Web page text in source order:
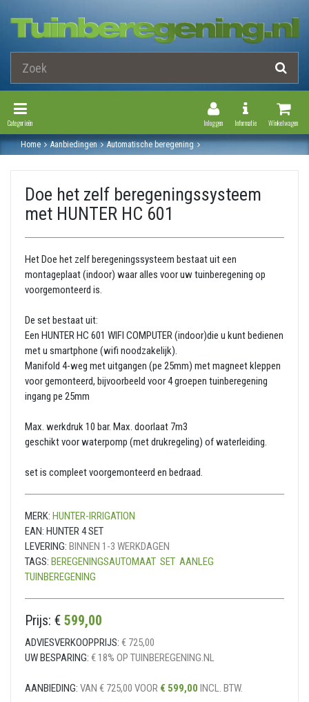
Winkelwagen
Toggle
Informatie
Inloggen
Toggle Navigation
Categorieën
Home Aanbiedingen
Automatische beregening
Doe het zelf beregeningssysteem
met HUNTER HC 601
Het Doe het zelf beregeningssysteem bestaat uit een
montageplaat (indoor) waar alles voor uw tuinberegening op
voorgemonteerd is.
De set bestaat uit:
Een HUNTER HC 601 WIFI COMPUTER (indoor)die u kunt bedienen
met u smartphone (wifi noodzakelijk).
Manifold 4-weg met uitgangen (pe 25mm) met magneet kleppen
voor gemonteerd, bijvoorbeeld voor 4 groepen tuinberegening
ingang pe 25mm
Max. werkdruk 10 bar. Max. doorlaat 7m3
geschikt voor waterpomp (met drukregeling) of waterleiding.
set is compleet voorgemonteerd en bedraad.
MERK: HUNTER-IRRIGATION
EAN: HUNTER 4 SET
LEVERING: BINNEN 1-3 WERKDAGEN
TAGS: BEREGENINGSAUTOMAAT SET AANLEG
TUINBEREGENING
Prijs: € 599,00
ADVIESVERKOOPPRIJS: € 725,00
UW BESPARING: € 18% OP TUINBEREGENING.NL
AANBIEDING: VAN € 725,00 VOOR € 599,00 INCL. BTW.